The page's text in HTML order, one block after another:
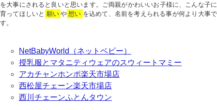
を大事にされると良いと思います。ご両親がかわいいお子様に、こんな子に
育ってほしいと 願い や 想い を込めて、名前を考えられる事が何より大事で
す。
NetBabyWorld（ネットベビー）
授乳服とマタニティウェアのスウィートマミー
アカチャンホンポ楽天市場店
西松屋チェーン楽天市場店
西川チェーンふとんタウン